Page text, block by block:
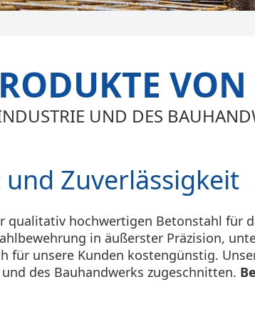
UND DES
Zuverlässigkeit
qualitativ hochwertigen Betonstahl für
in äußerster Präzision,
für unsere Kunden kostengünstig.
des Bauhandwerks zugeschnitten.